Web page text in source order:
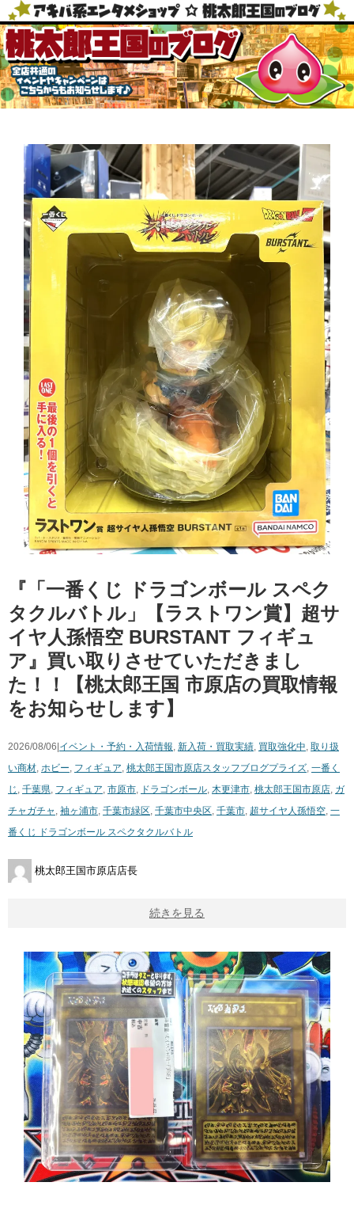
『「一番くじ ドラゴンボール スペク
タクルバトル」【ラストワン賞】超サ
イヤ人孫悟空 BURSTANT フィギュ
ア』買い取りさせていただきまし
た！！【桃太郎王国 市原店の買取情報
をお知らせします】
2026/08/06|イベント・予約・入荷情報 新入荷・買取実績 買取強化中 取り扱
い商材 ホビー フィギュア 桃太郎王国市原店スタッフブログプライズ 一番く
じ 千葉県 フィギュア 市原市 ドラゴンボール 木更津市 桃太郎王国市原店 ガ
チャガチャ 袖ヶ浦市 千葉市緑区 千葉市中央区 千葉市 超サイヤ人孫悟空 一
番くじ ドラゴンボール スペクタクルバトル
桃太郎王国市原店店長
続きを見る